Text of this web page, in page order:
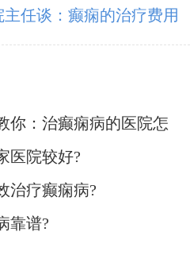
主任谈：癫痫的治疗费用
你：治癫痫病的医院怎
医院较好?
治疗癫痫病?
靠谱?